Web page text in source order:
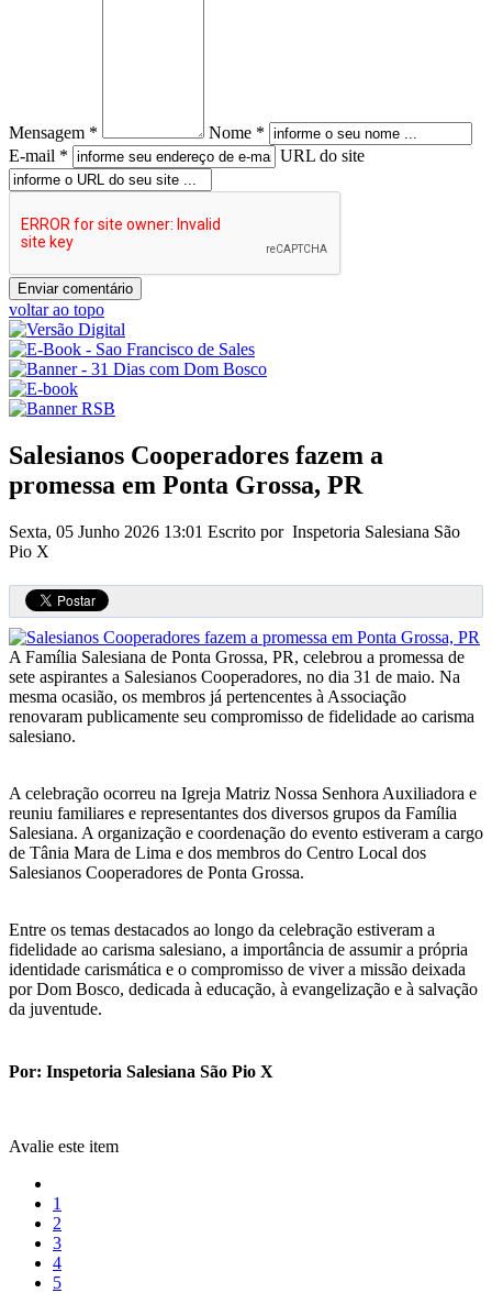
Mensagem *
Nome *
E-mail *
URL do site
voltar ao topo
Salesianos Cooperadores fazem a
promessa em Ponta Grossa, PR
Sexta, 05 Junho 2026 13:01 Escrito por Inspetoria Salesiana São
Pio X
A Família Salesiana de Ponta Grossa, PR, celebrou a promessa de
sete aspirantes a Salesianos Cooperadores, no dia 31 de maio. Na
mesma ocasião, os membros já pertencentes à Associação
renovaram publicamente seu compromisso de fidelidade ao carisma
salesiano.
A celebração ocorreu na Igreja Matriz Nossa Senhora Auxiliadora e
reuniu familiares e representantes dos diversos grupos da Família
Salesiana. A organização e coordenação do evento estiveram a cargo
de Tânia Mara de Lima e dos membros do Centro Local dos
Salesianos Cooperadores de Ponta Grossa.
Entre os temas destacados ao longo da celebração estiveram a
fidelidade ao carisma salesiano, a importância de assumir a própria
identidade carismática e o compromisso de viver a missão deixada
por Dom Bosco, dedicada à educação, à evangelização e à salvação
da juventude.
Por: Inspetoria Salesiana São Pio X
Avalie este item
1
2
3
4
5